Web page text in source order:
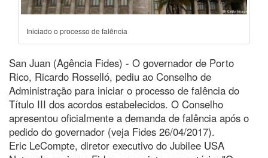
Iniciado o processo de falência
San Juan (Agência Fides) - O governador de Porto
Rico, Ricardo Rosselló, pediu ao Conselho de
Administração para iniciar o processo de falência do
Título III dos acordos estabelecidos. O Conselho
apresentou oficialmente a demanda de falência após o
pedido do governador (veja Fides 26/04/2017).
Eric LeCompte, diretor executivo do Jubilee USA